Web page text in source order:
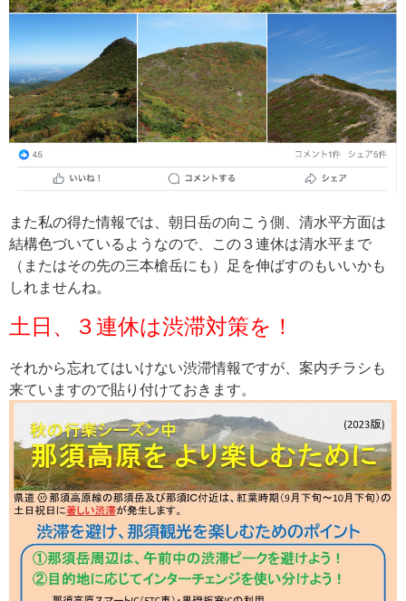
また私の得た情報では、朝日岳の向こう側、清水平方面は
結構色づいているようなので、この３連休は清水平まで
（またはその先の三本槍岳にも）足を伸ばすのもいいかも
しれませんね。
土日、３連休は渋滞対策を！
それから忘れてはいけない渋滞情報ですが、案内チラシも
来ていますので貼り付けておきます。